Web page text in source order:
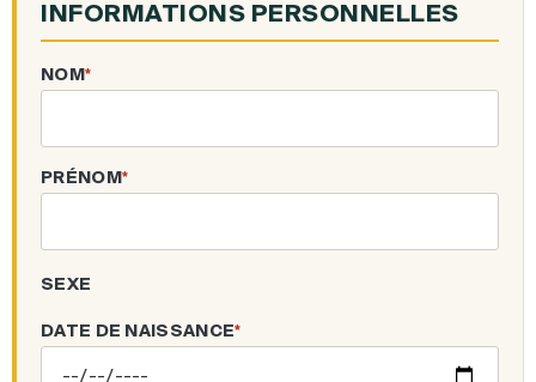
INFORMATIONS PERSONNELLES
NOM*
PRÉNOM*
SEXE
DATE DE NAISSANCE*